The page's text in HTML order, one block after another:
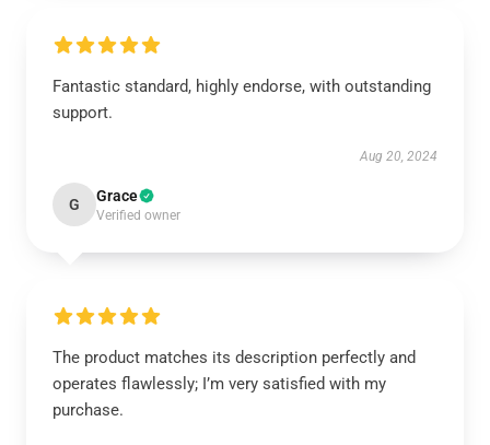
Fantastic standard, highly endorse, with outstanding
support.
Aug 20, 2024
G Grace
Verified owner
The product matches its description perfectly and
operates flawlessly; I’m very satisfied with my
purchase.